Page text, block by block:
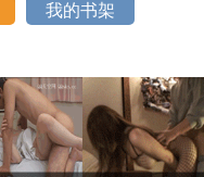
我的书架